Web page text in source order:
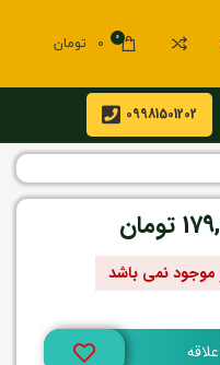
0
0 تومان
09981501202
تومان
موجود نمی باشد